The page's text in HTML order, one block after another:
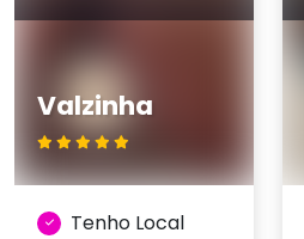
Valzinha
Tenho Local